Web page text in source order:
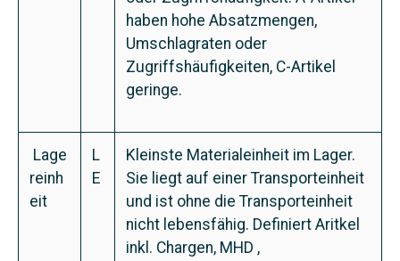
haben hohe Absatzmengen,
Umschlagraten oder
Zugriffshäufigkeiten, C-Artikel
geringe.
Lage
reinh
eit
L
E
Kleinste Materialeinheit im Lager.
Sie liegt auf einer Transporteinheit
und ist ohne die Transporteinheit
nicht lebensfähig. Definiert Aritkel
inkl. Chargen, MHD ,